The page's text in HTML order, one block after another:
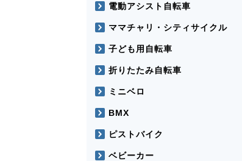
電動アシスト自転車
ママチャリ・シティサイクル
子ども用自転車
折りたたみ自転車
ミニベロ
BMX
ピストバイク
ベビーカー